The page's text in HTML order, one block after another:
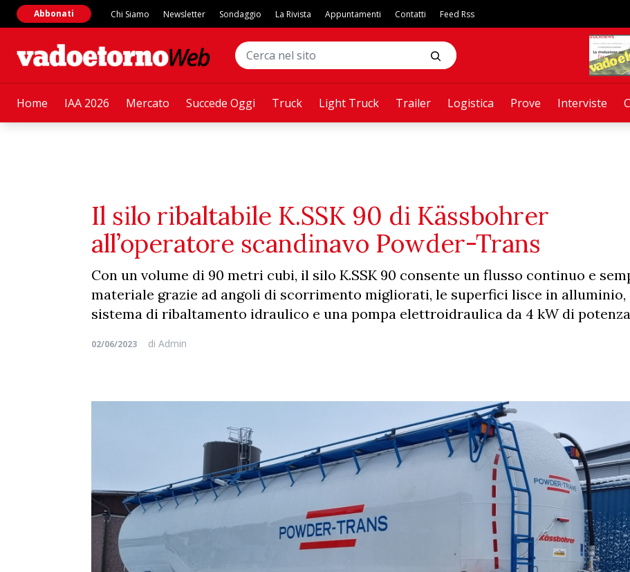
Home IAA 2026 Mercato Succede Oggi Truck Light Truck Trailer Logistica Prove Interviste
Abbonati Chi Siamo Newsletter Sondaggio La Rivista Appuntamenti Contatti Feed Rss
Il silo ribaltabile K.SSK 90 di Kässbohrer
all’operatore scandinavo Powder-Trans
Con un volume di 90 metri cubi, il silo K.SSK 90 consente un flusso continuo e
materiale grazie ad angoli di scorrimento migliorati, le superfici lisce in alluminio,
sistema di ribaltamento idraulico e una pompa elettroidraulica da 4 kW di
02/06/2023 di Admin